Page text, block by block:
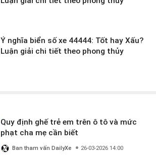
Ý nghĩa biển số xe 44444: Tốt hay Xấu?
Luận giải chi tiết theo phong thủy
Quy định ghế trẻ em trên ô tô và mức
phạt cha mẹ cần biết
Ban tham vấn DailyXe 26-03-2026 14:00